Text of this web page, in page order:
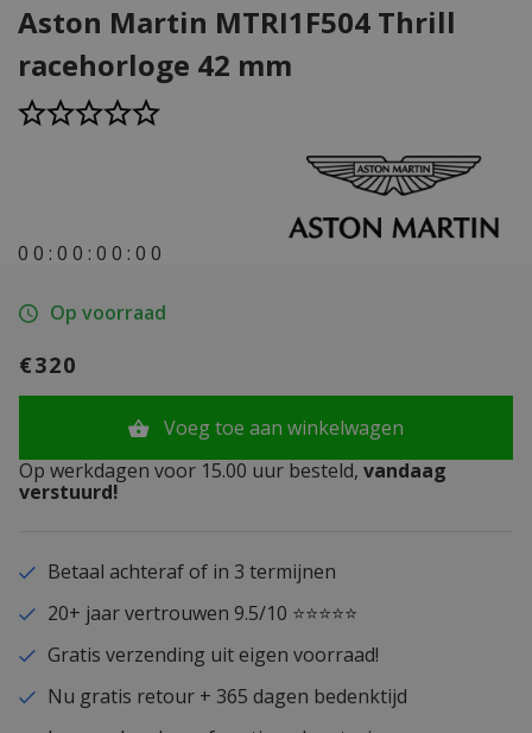
Aston Martin MTRI1F504 Thrill
racehorloge 42 mm
0 0 : 0 0 : 0 0 : 0 0
Op voorraad
€320
Voeg toe aan winkelwagen
Op werkdagen voor 15.00 uur besteld, vandaag
verstuurd!
Betaal achteraf of in 3 termijnen
20+ jaar vertrouwen 9.5/10 ⭐⭐⭐⭐⭐
Gratis verzending uit eigen voorraad!
Nu gratis retour + 365 dagen bedenktijd